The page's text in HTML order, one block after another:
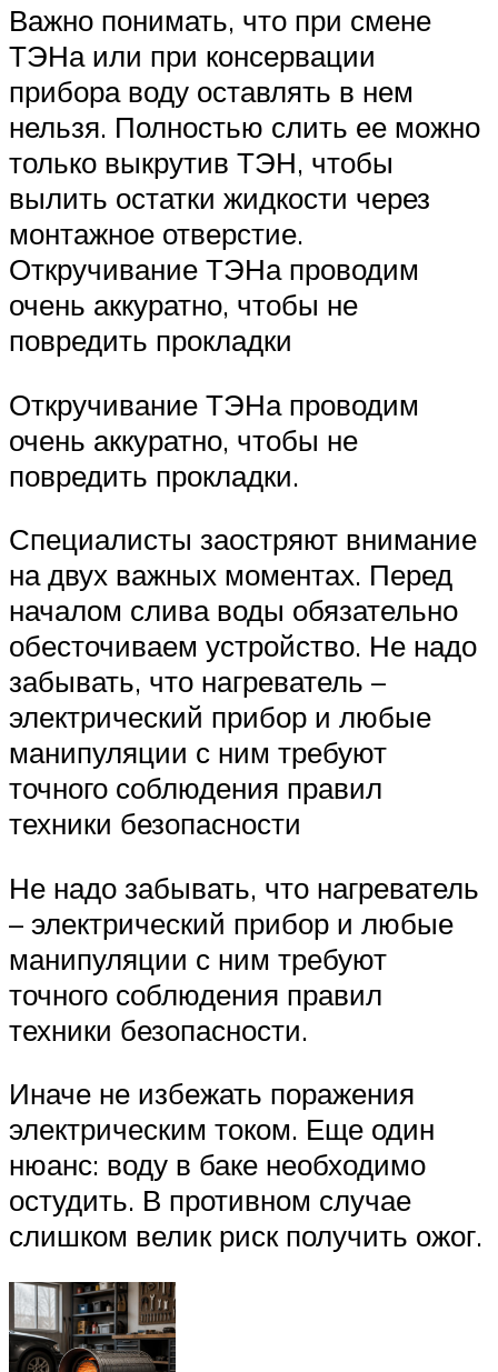
Важно понимать, что при смене
ТЭНа или при консервации
прибора воду оставлять в нем
нельзя. Полностью слить ее можно
только выкрутив ТЭН, чтобы
вылить остатки жидкости через
монтажное отверстие.
Откручивание ТЭНа проводим
очень аккуратно, чтобы не
повредить прокладки
Откручивание ТЭНа проводим
очень аккуратно, чтобы не
повредить прокладки.
Специалисты заостряют внимание
на двух важных моментах. Перед
началом слива воды обязательно
обесточиваем устройство. Не надо
забывать, что нагреватель –
электрический прибор и любые
манипуляции с ним требуют
точного соблюдения правил
техники безопасности
Не надо забывать, что нагреватель
– электрический прибор и любые
манипуляции с ним требуют
точного соблюдения правил
техники безопасности.
Иначе не избежать поражения
электрическим током. Еще один
нюанс: воду в баке необходимо
остудить. В противном случае
слишком велик риск получить ожог.